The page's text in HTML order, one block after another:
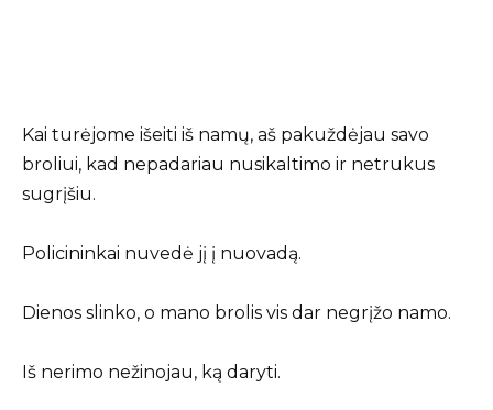
Kai turėjome išeiti iš namų, aš pakuždėjau savo
broliui, kad nepadariau nusikaltimo ir netrukus
sugrįšiu.
Policininkai nuvedė jį į nuovadą.
Dienos slinko, o mano brolis vis dar negrįžo namo.
Iš nerimo nežinojau, ką daryti.